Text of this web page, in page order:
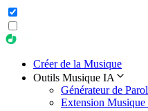
Créer de la Musique
Outils Musique IA
Générateur de
Extension